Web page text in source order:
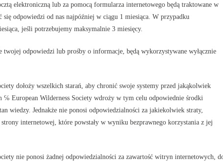
elektroniczną lub za pomocą formularza internetowego będą traktowane w
się odpowiedzi od nas najpóźniej w ciągu 1 miesiąca. W przypadku
jeśli potrzebujemy maksymalnie 3 miesięcy.
twojej odpowiedzi lub prośby o informacje, będą wykorzystywane wyłącznie
dołoży wszelkich starań, aby chronić swoje systemy przed jakąkolwiek
European Wilderness Society wdroży w tym celu odpowiednie środki
wiedzy. Jednakże nie ponosi odpowiedzialności za jakiekolwiek straty,
internetowej, które powstały w wyniku bezprawnego korzystania z jej
nie ponosi żadnej odpowiedzialności za zawartość witryn internetowych,